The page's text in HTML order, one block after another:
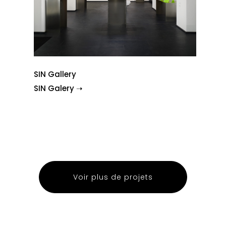
SIN Gallery
SIN Galery ➝
Voir plus de projets